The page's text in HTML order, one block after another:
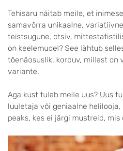
Tehisaru näitab meile, et
samavõrra unikaalne,
teistsugune, otsiv,
on keelemudel? See lähtub
tõenäosuslik, korduv, millest on
variante.
Aga kust tuleb meile uus? Uus
luuletaja või geniaalne helilooja,
peaks, kes ei järgi mustreid,